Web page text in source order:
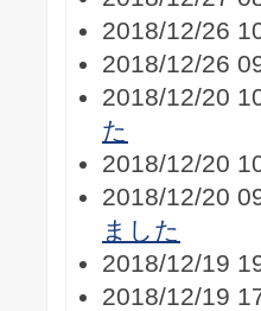
2018/12/26
2018/12/26
2018/12/20
た
2018/12/20
2018/12/20
ました
2018/12/19
2018/12/19